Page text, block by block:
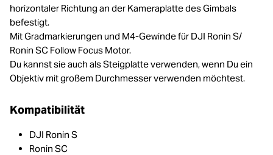
horizontaler Richtung an der Kameraplatte des Gimbals
befestigt.
Mit Gradmarkierungen und M4-Gewinde für DJI Ronin S/
Ronin SC Follow Focus Motor.
Du kannst sie auch als Steigplatte verwenden, wenn Du ein
Objektiv mit großem Durchmesser verwenden möchtest.
Kompatibilität
DJI Ronin S
Ronin SC